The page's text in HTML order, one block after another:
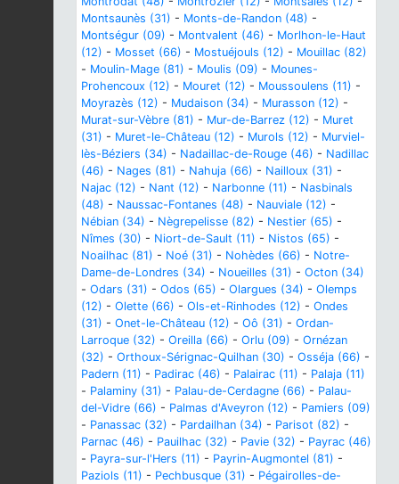
Montsaunès (31) - Monts-de-Randon (48) -
Montségur (09) - Montvalent (46) - Morlhon-le-Haut
(12) - Mosset (66) - Mostuéjouls (12) - Mouillac (82)
- Moulin-Mage (81) - Moulis (09) - Mounes-
Prohencoux (12) - Mouret (12) - Moussoulens (11) -
Moyrazès (12) - Mudaison (34) - Murasson (12) -
Murat-sur-Vèbre (81) - Mur-de-Barrez (12) - Muret
(31) - Muret-le-Château (12) - Murols (12) - Murviel-
lès-Béziers (34) - Nadaillac-de-Rouge (46) - Nadillac
(46) - Nages (81) - Nahuja (66) - Nailloux (31) -
Najac (12) - Nant (12) - Narbonne (11) - Nasbinals
(48) - Naussac-Fontanes (48) - Nauviale (12) -
Nébian (34) - Nègrepelisse (82) - Nestier (65) -
Nîmes (30) - Niort-de-Sault (11) - Nistos (65) -
Noailhac (81) - Noé (31) - Nohèdes (66) - Notre-
Dame-de-Londres (34) - Noueilles (31) - Octon (34)
- Odars (31) - Odos (65) - Olargues (34) - Olemps
(12) - Olette (66) - Ols-et-Rinhodes (12) - Ondes
(31) - Onet-le-Château (12) - Oô (31) - Ordan-
Larroque (32) - Oreilla (66) - Orlu (09) - Ornézan
(32) - Orthoux-Sérignac-Quilhan (30) - Osséja (66) -
Padern (11) - Padirac (46) - Palairac (11) - Palaja (11)
- Palaminy (31) - Palau-de-Cerdagne (66) - Palau-
del-Vidre (66) - Palmas d'Aveyron (12) - Pamiers (09)
- Panassac (32) - Pardailhan (34) - Parisot (82) -
Parnac (46) - Pauilhac (32) - Pavie (32) - Payrac (46)
- Payra-sur-l'Hers (11) - Payrin-Augmontel (81) -
Paziols (11) - Pechbusque (31) - Pégairolles-de-